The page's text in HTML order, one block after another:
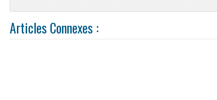
Articles Connexes :